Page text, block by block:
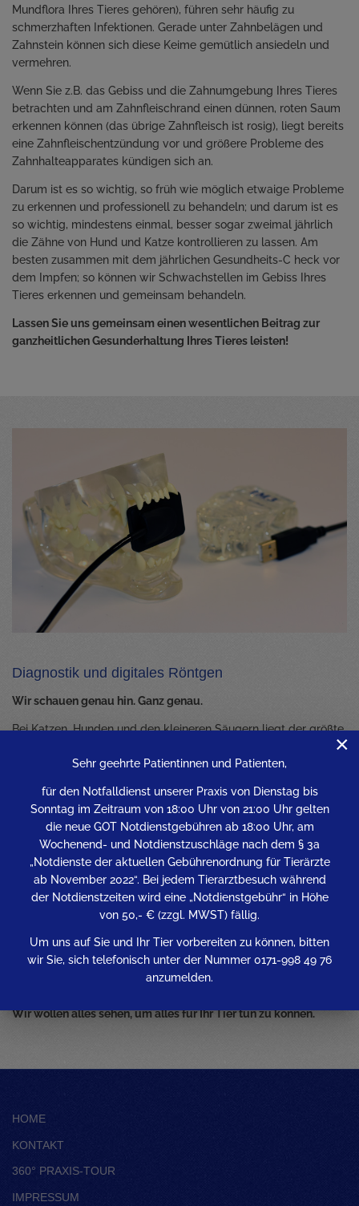
Mundflora Ihres Tieres gehören), führen sehr häufig zu
schmerzhaften Infektionen. Gerade unter Zahnbelägen und
Zahnstein können sich diese Keime gemütlich ansiedeln und
vermehren.
Wenn Sie z.B. das Gebiss und die Zahnumgebung Ihres Tieres
betrachten und am Zahnfleischrand einen dünnen, roten Saum
erkennen können (das übrige Zahnfleisch ist rosig), liegt bereits
eine Zahnfleischentzündung vor und größere Probleme des
Zahnhalteapparates kündigen sich an.
Darum ist es so wichtig, so früh wie möglich etwaige Probleme
zu erkennen und professionell zu behandeln; und darum ist es
so wichtig, mindestens einmal, besser sogar zweimal jährlich
die Zähne von Hund und Katze kontrollieren zu lassen. Am
besten zusammen mit dem jährlichen Gesundheits-C heck vor
dem Impfen; so können wir Schwachstellen im Gebiss Ihres
Tieres erkennen und gemeinsam behandeln.
Lassen Sie uns gemeinsam einen wesentlichen Beitrag zur
ganzheitlichen Gesunderhaltung Ihres Tieres leisten!
Diagnostik und digitales Röntgen
Wir schauen genau hin. Ganz genau.
Bei Katzen, Hunden und den kleineren Säugern liegt der größte
Teil des Zahnhalteapparates und des Zahnes im Kieferknochen
und unterhalb des Zahnfleischrandes. Darum ist in der
einer sehr sorgfältigen Untersuchung, für eine bestmögliche
Diagnose ganz besonders wichtig. Denn nur so können wir
auch die optimale Therapie ermitteln.
Wir bieten Ihnen und Ihrem Tier eine Kombination aus beiden
Röntgen-Methoden an: Zum einen haben wir ein
humanmedizinisches Dentalröntgen-Gerät, zum anderen ein
digitales Speicherfolien Scanner Röntgengerät. Damit ersparen
Röntgenbilder werden direkt auf den Bildschirm übertragen –
so können wir auch die Zeit, in der sich Ihr Tier in Narkose
Wir wollen alles sehen, um alles für Ihr Tier tun zu können.
HOME
KONTAKT
360° PRAXIS-TOUR
IMPRESSUM
×
Sehr geehrte Patientinnen und Patienten,
für den Notfalldienst unserer Praxis von Dienstag bis
Sonntag im Zeitraum von 18:00 Uhr von 21:00 Uhr gelten
die neue GOT Notdienstgebühren ab 18:00 Uhr, am
Wochenend- und Notdienstzuschläge nach dem § 3a
„Notdienste der aktuellen Gebührenordnung für Tierärzte
ab November 2022“. Bei jedem Tierarztbesuch während
der Notdienstzeiten wird eine „Notdienstgebühr“ in Höhe
von 50,- € (zzgl. MWST) fällig.
Um uns auf Sie und Ihr Tier vorbereiten zu können, bitten
wir Sie, sich telefonisch unter der Nummer 0171-998 49 76
anzumelden.